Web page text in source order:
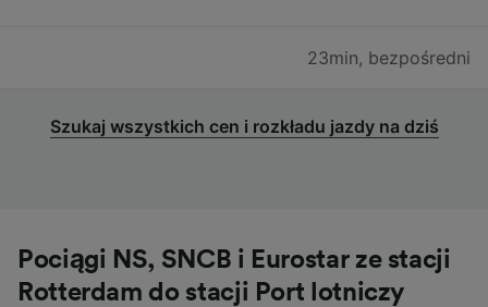
23min, bezpośredni
Szukaj wszystkich cen i rozkładu jazdy na dziś
Pociągi NS, SNCB i Eurostar ze stacji
Rotterdam do stacji Port lotniczy